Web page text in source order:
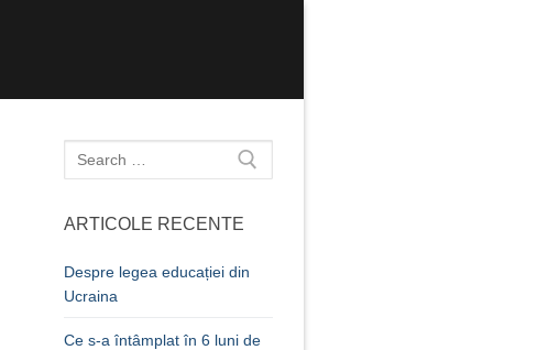
Caută
după:
ARTICOLE RECENTE
Despre legea educației din
Ucraina
Ce s-a întâmplat în 6 luni de